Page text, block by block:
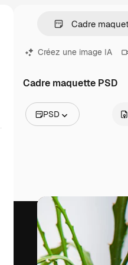
Créez une image IA
Cadre maquette PSD
PSD
Vidéos
Clips de vidéo
Graphiques animés
Templates vidéos
Icônes
Modèles 3D
Polices